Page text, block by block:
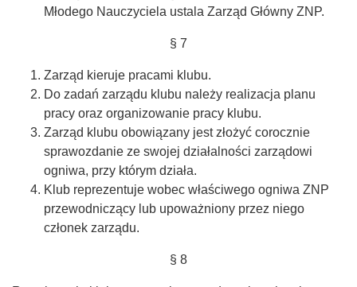
Młodego Nauczyciela ustala Zarząd Główny ZNP.
§ 7
Zarząd kieruje pracami klubu.
Do zadań zarządu klubu należy realizacja planu
pracy oraz organizowanie pracy klubu.
Zarząd klubu obowiązany jest złożyć corocznie
sprawozdanie ze swojej działalności zarządowi
ogniwa, przy którym działa.
Klub reprezentuje wobec właściwego ogniwa ZNP
przewodniczący lub upoważniony przez niego
członek zarządu.
§ 8